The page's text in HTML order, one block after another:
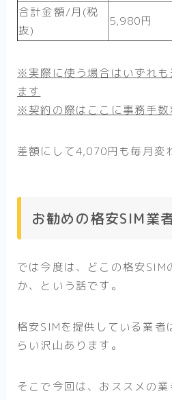
合計金額/月(税
抜)
5,980円
※実際に使う場合はいずれも
ます
※契約の際はここに事務手数
差額にして4,070円も毎月変
お勧めの格安SIM業
では今度は、どこの格安SIM
か、という話です。
格安SIMを提供している業者
らい沢山あります。
そこで今回は、おススメの